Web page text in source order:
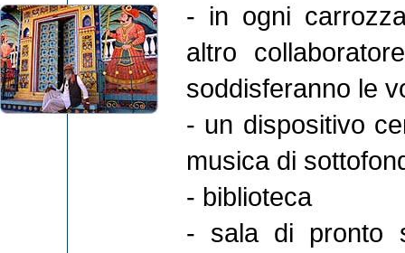
- in ogni
altro
soddisferanno le
- un dispositivo
musica di
- biblioteca
- sala di pronto